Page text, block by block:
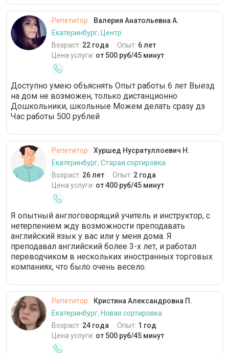
Репетитор
Валерия Анатольевна А.
Екатеринбург, Центр
Возраст: 22 года Опыт: 6 лет
Цена услуги: от 500 руб/45 минут
Доступно умею объяснять Опыт работы 6 лет Выезд
на дом не возможен, только дистанционно
Дошкольники, школьные Можем делать сразу дз
Час работы 500 рублей
Репетитор
Хуршед Нусратуллоевич Н.
Екатеринбург, Старая сортировка
Возраст: 26 лет Опыт: 2 года
Цена услуги: от 400 руб/45 минут
Я опытный англоговорящий учитель и инструктор, с
нетерпением жду возможности преподавать
английский язык у вас или у меня дома. Я
преподавал английский более 3-х лет, и работал
переводчиком в нескольких иностранных торговых
компаниях, что было очень весело.
Репетитор
Кристина Александровна П.
Екатеринбург, Новая сортировка
Возраст: 24 года Опыт: 1 год
Цена услуги: от 500 руб/45 минут